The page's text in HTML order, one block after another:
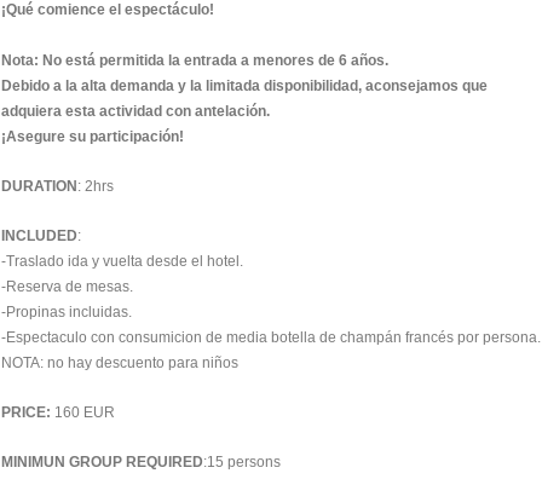
¡Qué comience el espectáculo!
Nota: No está permitida la entrada a menores de 6 años.
Debido a la alta demanda y la limitada disponibilidad, aconsejamos que
adquiera esta actividad con antelación.
¡Asegure su participación!
DURATION : 2hrs
INCLUDED:
-Traslado ida y vuelta desde el hotel.
-Reserva de mesas.
-Propinas incluidas.
-Espectaculo con consumicion de media botella de champán francés por persona.
NOTA: no hay descuento para niños
PRICE: 160 EUR
MINIMUN GROUP REQUIRED:15 persons